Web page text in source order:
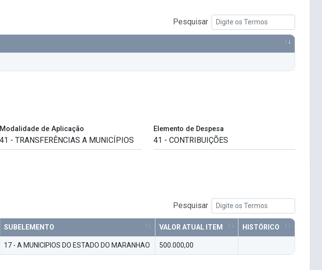
Pesquisar
Modalidade de Aplicação Elemento de Despesa
Pesquisar
SUBELEMENTO VALOR ATUAL ITEM HISTÓRICO
17 - A MUNICIPIOS DO ESTADO DO MARANHAO 500.000,00